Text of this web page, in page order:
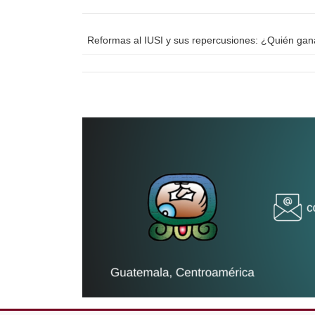
Reformas al IUSI y sus repercusiones: ¿Quién